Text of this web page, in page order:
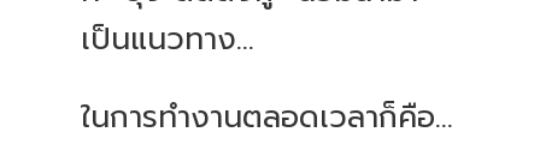
เป็นแนวทาง...
ในการทำงานตลอดเวลาก็คือ...